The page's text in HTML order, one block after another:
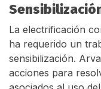
La electrificación
ha requerido un
sensibilización.
acciones para